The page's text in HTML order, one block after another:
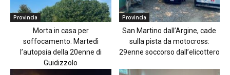
Provincia
Morta in casa per
soffocamento. Martedì
l’autopsia della 20enne di
Guidizzolo
Provincia
San Martino dall’Argine, cade
sulla pista da motocross:
29enne soccorso dall’elicottero